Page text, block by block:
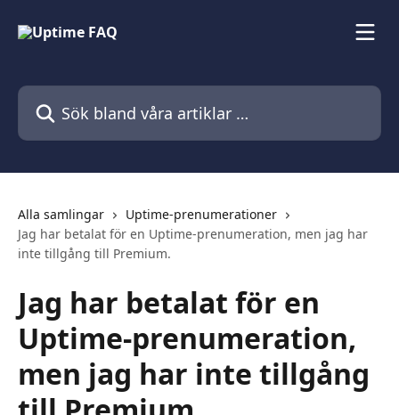
Sök bland våra artiklar …
Alla samlingar
Uptime-prenumerationer
Jag har betalat för en Uptime-prenumeration, men jag har
inte tillgång till Premium.
Jag har betalat för en
Uptime-prenumeration,
men jag har inte tillgång